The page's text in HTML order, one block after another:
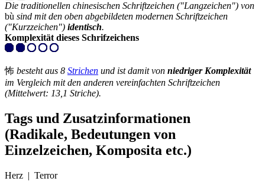
Die traditionellen chinesischen Schriftzeichen ("Langzeichen") von
bù sind mit den oben abgebildeten modernen Schriftzeichen
("Kurzzeichen") identisch.
Komplexität dieses Schrifzeichens
怖 besteht aus 8 Strichen und ist damit von niedriger Komplexität
im Vergleich mit den anderen vereinfachten Schriftzeichen
(Mittelwert: 13,1 Striche).
Tags und Zusatzinformationen
(Radikale, Bedeutungen von
Einzelzeichen, Komposita etc.)
Herz | Terror